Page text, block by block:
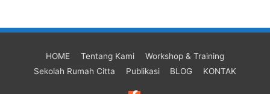
HOME Tentang Kami
Workshop & Training
Sekolah Rumah Citta
Publikasi BLOG KONTAK